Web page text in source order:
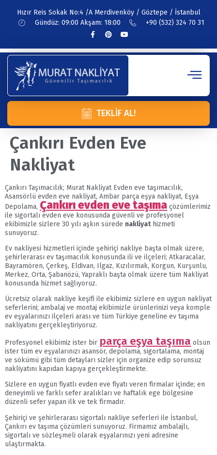
Hızır Reis Sokak No:4 /A Merdivenköy / Göztepe / İstanbul
Gündüz: 09:00 Akşam: 18:00
+90 (532) 324 70 31
TEKLIF AL!
Çankırı Evden Eve
Nakliyat
Çankırı Taşımacılık; Murat Nakliyat Evden eve taşımacılık,
Asansörlü evden eve nakliyat, Ambar parça eşya nakliyat, Eşya
Depolama, Çankırı evden eve taşıma çözümlerimiz
ile sigortalı evden eve konusunda güvenli ve profesyonel
ekibimizle sizlere 30 yılı aşkın sürede nakliyathizmeti
sunuyoruz.
Ev nakliyesi hizmetleri içinde şehiriçi nakliye başta olmak üzere,
şehirlerarası ev taşımacılık konusunda ili ve ilçeleri; Atkaracalar,
Bayramören, Çerkeş, Eldivan, Ilgaz, Kızılırmak, Korgun, Kurşunlu,
Merkez, Orta, Şabanözü, Yapraklı başta olmak üzere tüm Nakliyat
konusunda hizmet sağlıyoruz.
Ücretsiz olarak nakliye keşifi ile ekibimiz sizlere en uygun nakliyat
seferlerini; ambalaj ve montaj ekibimizle ürünlerinizi veya komple
ev eşyalarınızı ilçeleri arası ve tüm Türkiye geneline ev taşıma
nakliyatını gerçekleştiriyoruz.
Profesyonel ekibimiz ister bir parça eşya taşıma olsun
ister tüm ev eşyalarınızı asansör, depolama, sigortalama, montaj
ve sökümü gibi tüm detayları sizler için organize edip sorunsuz
nakliyatını kapıdan kapıya gerçekleştirmekte.
Sizlere en uygun fiyatlı evden eve fiyatı veren firmalar içinde; en
deneyimli ve farklı sefer aralıkları ve haftalık ege bölgesine
düzenli sefer yapan ilk ve tek firmadır.
Şehiriçi ve şehirlerarası sigortalı nakliye seferleri ile İstanbul,
Çankırı ev taşıma çözümleri sunuyoruz. Firmamız ambalajlı,
sigortalı ve sözleşmeli olarak eşyalarınızı yeni adresine
ulaştırmakta.